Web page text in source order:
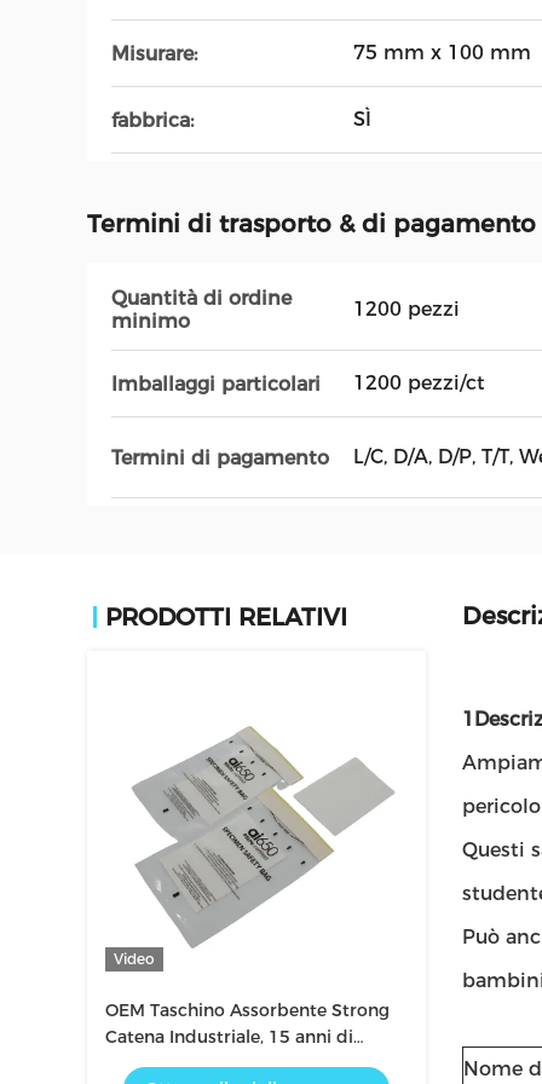
Misurare: 75 mm x 100 mm
fabbrica: SÌ
Termini di trasporto & di pagamento
Quantità di ordine
minimo
1200 pezzi
Imballaggi particolari 1200 pezzi/ct
Termini di pagamento L/C, D/A, D/P, T/T,
PRODOTTI RELATIVI
Video
OEM Taschino Assorbente Strong
Catena Industriale, 15 anni di
fiducia
Questi
Può
Nome